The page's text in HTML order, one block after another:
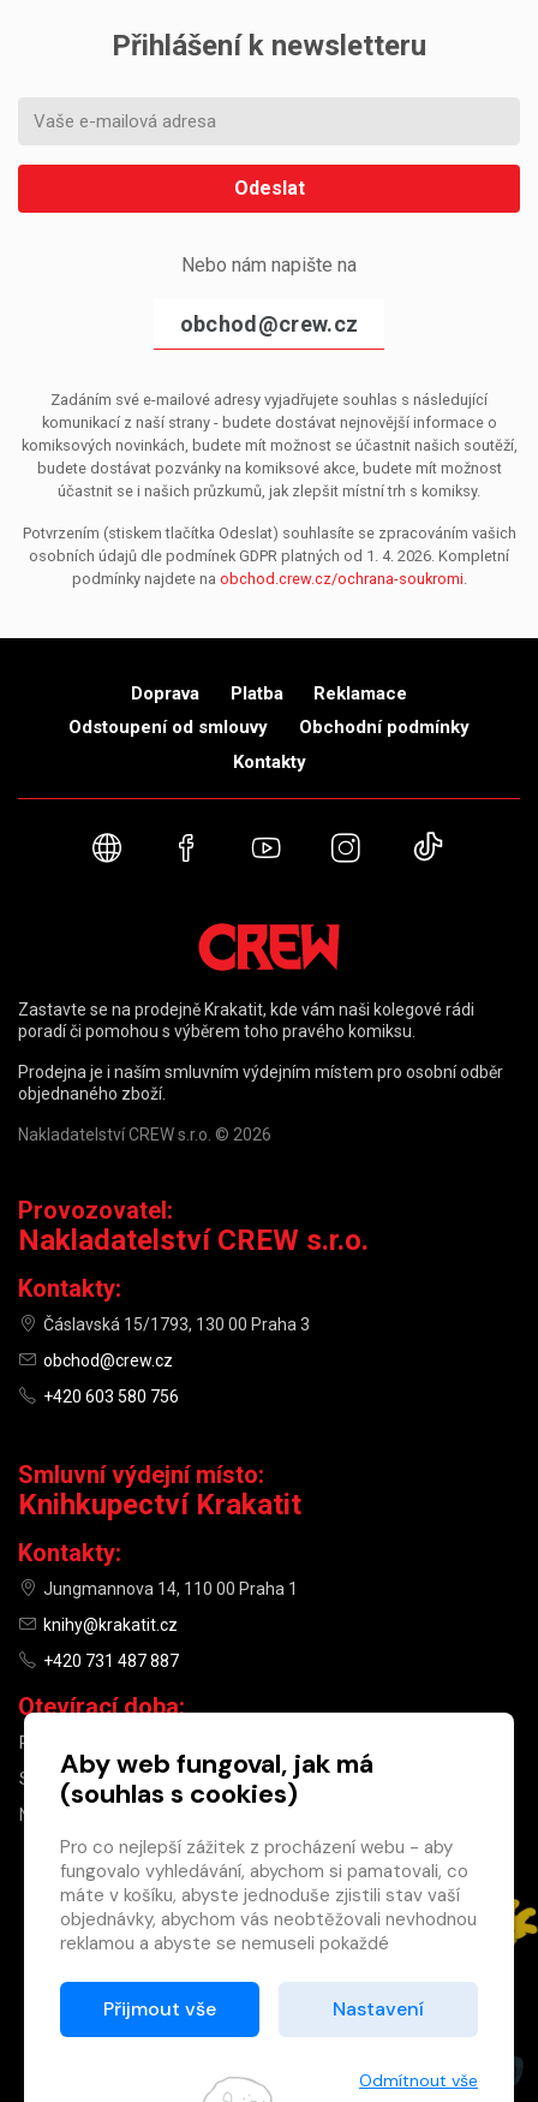
Přihlášení k newsletteru
Odeslat
Nebo nám napište na
obchod@crew.cz
Zadáním své e-mailové adresy vyjadřujete souhlas s následující
komunikací z naší strany - budete dostávat nejnovější informace o
komiksových novinkách, budete mít možnost se účastnit našich soutěží,
budete dostávat pozvánky na komiksové akce, budete mít možnost
účastnit se i našich průzkumů, jak zlepšit místní trh s komiksy.
Potvrzením (stiskem tlačítka Odeslat) souhlasíte se zpracováním vašich
osobních údajů dle podmínek GDPR platných od 1. 4. 2026. Kompletní
podmínky najdete na obchod.crew.cz/ochrana-soukromi.
×
Máte u nás již
registrovaný
účet?
Registrací získáte slevu
na zboží ve výši 15 %
Doprava Platba
Reklamace
Odstoupení od smlouvy
Obchodní podmínky
Kontakty
Webové stránky
FacebookYouTubeInstagram
Zastavte se na prodejně Krakatit, kde vám naši kolegové rádi
poradí či pomohou s výběrem toho pravého komiksu.
Prodejna je i naším smluvním výdejním místem pro osobní odběr
objednaného zboží.
Nakladatelství CREW s.r.o. © 2026
Provozovatel:
Nakladatelství CREW s.r.o.
Kontakty:
Čáslavská 15/1793, 130 00 Praha 3
obchod@crew.cz
+420 603 580 756
Smluvní výdejní místo:
Knihkupectví Krakatit
Kontakty:
Jungmannova 14, 110 00 Praha 1
knihy@krakatit.cz
+420 731 487 887
Otevírací doba:
PO–PÁ
SO
10:00–13:00
NE
Aby web fungoval, jak má
(souhlas s cookies)
Pro co nejlepší zážitek z procházení webu - aby
fungovalo vyhledávání, abychom si pamatovali, co
máte v košíku, abyste jednoduše zjistili stav vaší
objednávky, abychom vás neobtěžovali nevhodnou
reklamou a abyste se nemuseli pokaždé
Proto od vás potřebujeme souhlas se
zpracováním souborů cookies
Děkujeme, že nám ho dáte a pomůžete nám tak
Přijmout vše Nastavení
Odmítnout vše